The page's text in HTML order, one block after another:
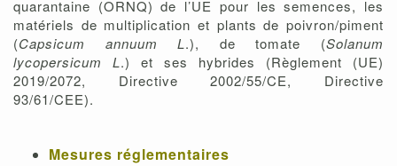
quarantaine (ORNQ) de l’UE pour les semences, les
matériels de multiplication et plants de poivron/piment
(Capsicum annuum L.), de tomate (Solanum
lycopersicum L.) et ses hybrides (Règlement (UE)
2019/2072, Directive 2002/55/CE, Directive
93/61/CEE).
Mesures réglementaires